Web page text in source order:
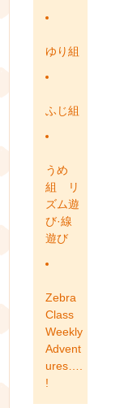
ゆり組
ふじ組
うめ
組 リ
ズム遊
び·線
遊び
Zebra
Class
Weekly
Advent
ures….
!